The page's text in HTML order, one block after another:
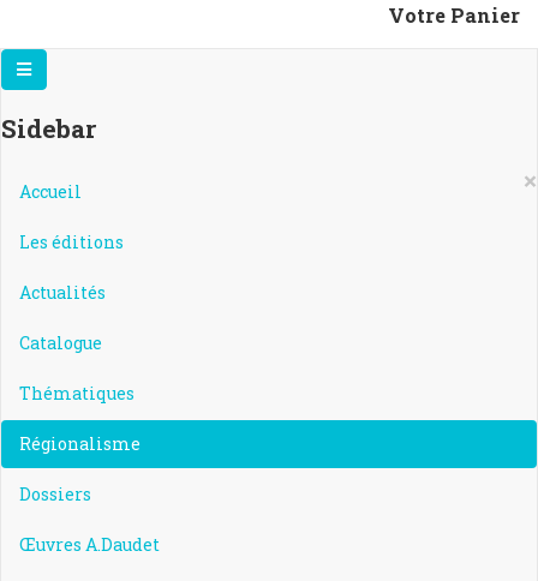
Votre Panier
Sidebar
×
Accueil
Les éditions
Actualités
Catalogue
Thématiques
Régionalisme
Dossiers
Œuvres A.Daudet